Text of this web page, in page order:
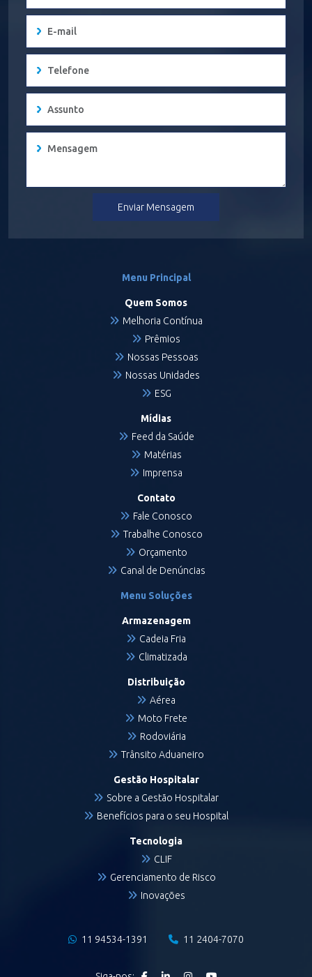
Enviar Mensagem
Menu Principal
Quem Somos
Melhoria Contínua
Prêmios
Nossas Pessoas
Nossas Unidades
ESG
Mídias
Feed da Saúde
Matérias
Imprensa
Contato
Fale Conosco
Trabalhe Conosco
Orçamento
Canal de Denúncias
Menu Soluções
Armazenagem
Cadeia Fria
Climatizada
Distribuição
Aérea
Moto Frete
Rodoviária
Trânsito Aduaneiro
Gestão Hospitalar
Sobre a Gestão Hospitalar
Benefícios para o seu Hospital
Tecnologia
CLIF
Gerenciamento de Risco
Inovações
11 94534-1391 11 2404-7070